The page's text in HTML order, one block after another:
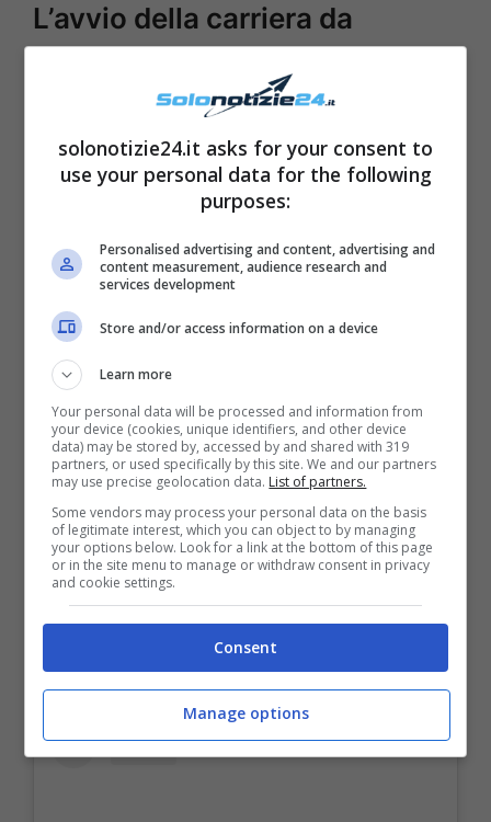
L’avvio della carriera da
avvocato
Una volta conseguita la laurea, diventando
così dottore in legge,Can Yaman decide di
rimanere in America e avviare così la sua
carriera da legale, per poi rendersi conto che
non era quello che desiderava davvero per lui
nel futuro.
solonotizie24.it asks for your consent to
use your personal data for the following
purposes:
Personalised advertising and content, advertising and
content measurement, audience research and
services development
Store and/or access information on a device
Learn more
Your personal data will be processed and information from
your device (cookies, unique identifiers, and other device
data) may be stored by, accessed by and shared with 319
partners, or used specifically by this site. We and our partners
may use precise geolocation data. List of partners.
Some vendors may process your personal data on the basis
of legitimate interest, which you can object to by managing
your options below. Look for a link at the bottom of this page
or in the site menu to manage or withdraw consent in privacy
and cookie settings.
Consent
Manage options